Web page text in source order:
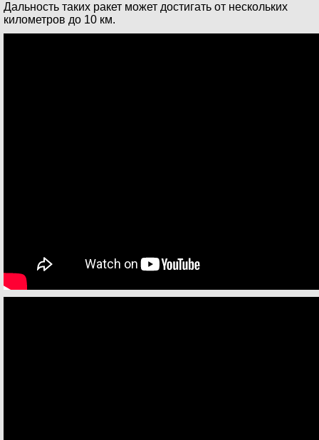
Дальность таких ракет может достигать от нескольких
километров до 10 км.